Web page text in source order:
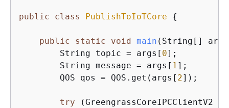
public class PublishToIoTCore {
public static void main (String[]
        String topic = args[
0];
        String message = args[
1 ];
        QOS qos = QOS.get(args[
2]);
try